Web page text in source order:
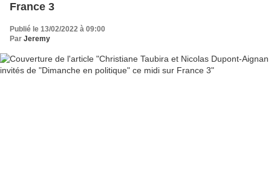
France 3
Publié le 13/02/2022 à 09:00
Par Jeremy